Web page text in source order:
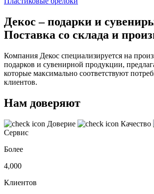
Декос – подарки и
Поставка со склада и
Компания Декос специализируется на
подарков и сувенирной продукции,
которые максимально соответствуют
клиентов.
Нам доверяют
Доверие
Качество
Сервис
Более
4,000
Клиентов